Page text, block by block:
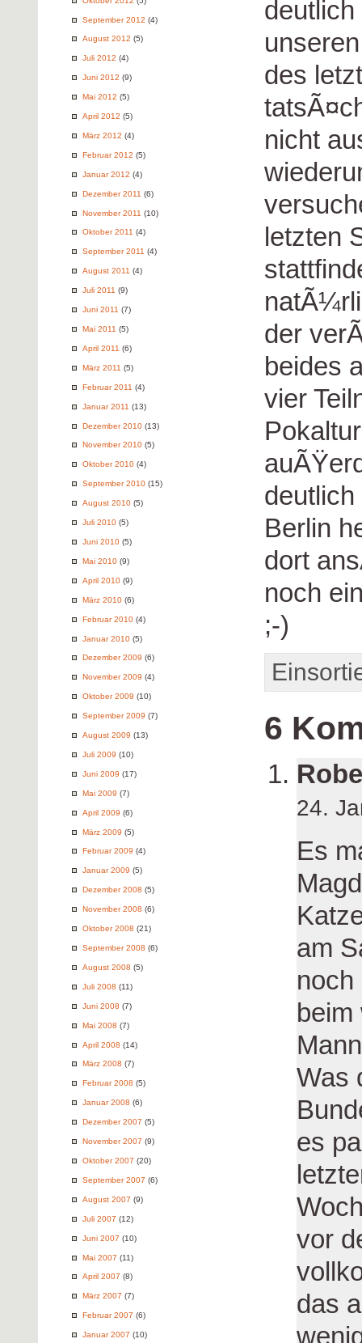
September 2012 (4)
August 2012 (5)
Juli 2012 (4)
Juni 2012 (9)
Mai 2012 (5)
April 2012 (5)
März 2012 (4)
Februar 2012 (5)
Januar 2012 (4)
Dezember 2011 (6)
November 2011 (10)
Oktober 2011 (4)
September 2011 (4)
August 2011 (4)
Juli 2011 (9)
Juni 2011 (7)
Mai 2011 (5)
April 2011 (6)
März 2011 (5)
Februar 2011 (4)
Januar 2011 (13)
Dezember 2010 (13)
November 2010 (5)
Oktober 2010 (4)
September 2010 (15)
August 2010 (5)
Juli 2010 (5)
Juni 2010 (5)
Mai 2010 (9)
April 2010 (9)
März 2010 (6)
Februar 2010 (4)
Januar 2010 (5)
Dezember 2009 (6)
November 2009 (4)
Oktober 2009 (10)
September 2009 (7)
August 2009 (13)
Juli 2009 (10)
Juni 2009 (17)
Mai 2009 (7)
April 2009 (6)
März 2009 (5)
Februar 2009 (4)
Januar 2009 (5)
Dezember 2008 (5)
November 2008 (6)
Oktober 2008 (21)
September 2008 (6)
August 2008 (5)
Juli 2008 (11)
Juni 2008 (7)
Mai 2008 (7)
April 2008 (14)
März 2008 (7)
Februar 2008 (5)
Januar 2008 (6)
Dezember 2007 (5)
November 2007 (9)
Oktober 2007 (20)
September 2007 (6)
August 2007 (9)
Juli 2007 (12)
Juni 2007 (10)
Mai 2007 (11)
April 2007 (8)
März 2007 (7)
Februar 2007 (6)
Januar 2007 (10)
des
nicht
letzten
der
beides
vier
Berlin
dort
noch
;-)
6
24.
Es
am
noch
beim
Was
es
vor
das